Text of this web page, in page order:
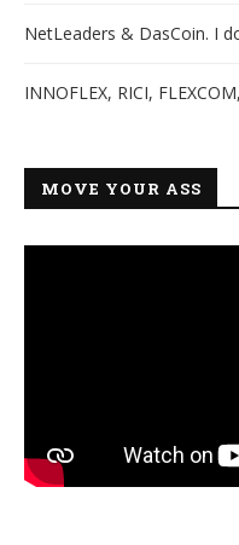
NetLeaders & DasCoin. I
INNOFLEX, RICI,
MOVE YOUR ASS